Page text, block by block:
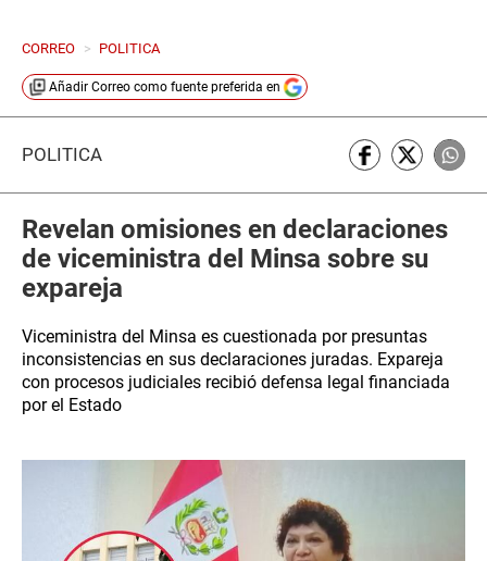
CORREO > POLITICA
Añadir Correo como fuente preferida en
POLÍTICA
Revelan omisiones en declaraciones
de viceministra del Minsa sobre su
expareja
Viceministra del Minsa es cuestionada por presuntas
inconsistencias en sus declaraciones juradas. Expareja
con procesos judiciales recibió defensa legal financiada
por el Estado